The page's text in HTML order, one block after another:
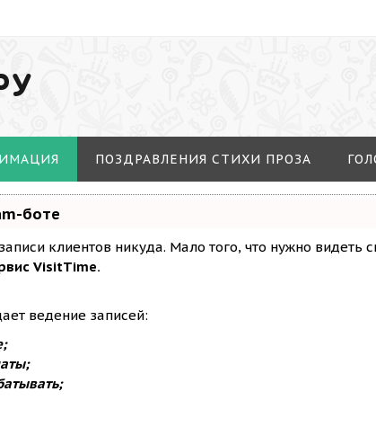
ПОЗДРАВЛЕНИЯ СТИХИ ПРОЗА
боте
клиентов никуда. Мало того, что нужно
VisitTime.
ведение записей: